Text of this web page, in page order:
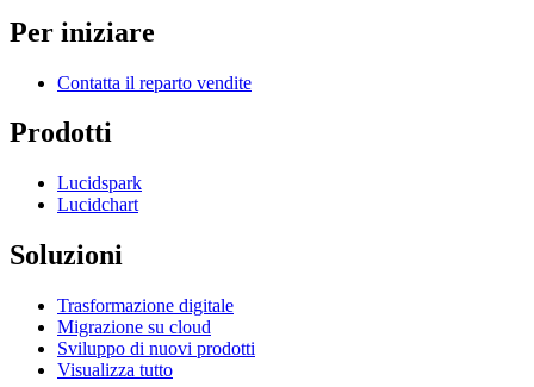
Per iniziare
Contatta il reparto vendite
Prodotti
Lucidspark
Lucidchart
Soluzioni
Trasformazione digitale
Migrazione su cloud
Sviluppo di nuovi prodotti
Visualizza tutto